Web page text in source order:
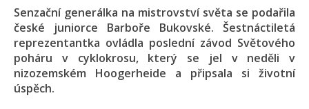
Senzační generálka na mistrovství světa se podařila
české juniorce Barboře Bukovské. Šestnáctiletá
reprezentantka ovládla poslední závod Světového
poháru v cyklokrosu, který se jel v neděli v
nizozemském Hoogerheide a připsala si životní
úspěch.